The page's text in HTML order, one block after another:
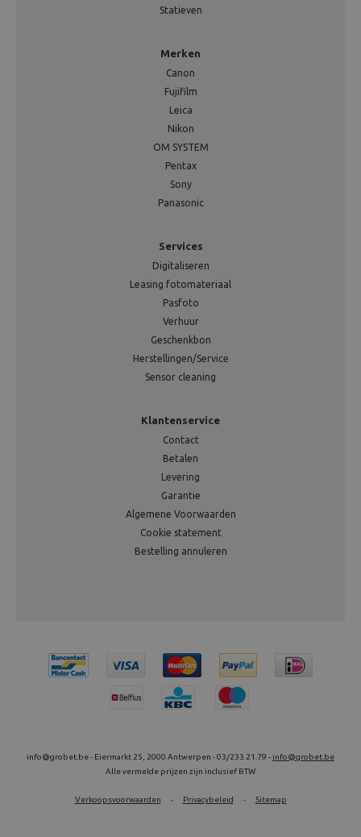
Statieven
Merken
Canon
Fujifilm
Leica
Nikon
OM SYSTEM
Pentax
Sony
Panasonic
Services
Digitaliseren
Leasing fotomateriaal
Pasfoto
Verhuur
Geschenkbon
Herstellingen/Service
Sensor cleaning
Klantenservice
Contact
Betalen
Levering
Garantie
Algemene Voorwaarden
Cookie statement
Bestelling annuleren
info@grobet.be - Eiermarkt 25, 2000 Antwerpen - 03/233.21.79 - info@grobet.be
Alle vermelde prijzen zijn inclusief BTW
Verkoopsvoorwaarden - Privacybeleid - Sitemap